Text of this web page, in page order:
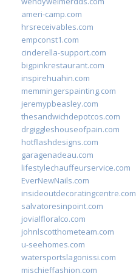
ameri-camp.com
hrsreceivables.com
empconst1.com
cinderella-support.com
bigpinkrestaurant.com
inspirehuahin.com
memmingerspainting.com
jeremypbeasley.com
thesandwichdepotcos.com
drgiggleshouseofpain.com
hotflashdesigns.com
garagenadeau.com
lifestylechauffeurservice.com
EverNewNails.com
insideoutdecoratingcentre.com
salvatoresinpoint.com
jovialfloralco.com
johnlscotthometeam.com
u-seehomes.com
watersportslagonissi.com
mischieffashion.com